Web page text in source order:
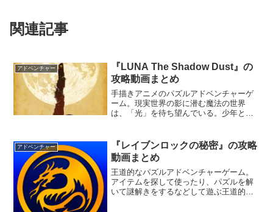
関連記事
アドベンチャー
『LUNA The Shadow Dust』の
攻略動画まとめ
手描きアニメのパズルアドベンチャーゲ
ーム。現実世界の影に潜む魔法の世界
は、「光」を待ち望んでいる。少年と相
ーションが美しく、テキストの無い物語
を堪能できるぞ。
アドベンチャー
『レイブンロックの秘密』の攻略
動画まとめ
王道的なパズルアドベンチャーゲーム。
アイテムを探して使ったり、パズルを解
いて謎解きをするなどして遊ぶ王道的な